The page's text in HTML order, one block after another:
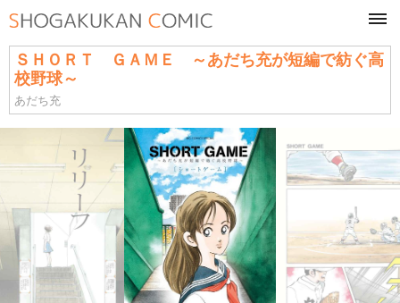
ＳＨＯＲＴ ＧＡＭＥ ～あだち充が短編で紡ぐ高
校野球～
あだち充